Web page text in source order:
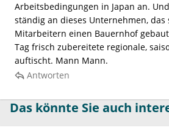
Arbeitsbedingungen in Japan an.
ständig an dieses Unternehmen, das
Mitarbeitern einen Bauernhof
Tag frisch zubereitete regionale,
auftischt. Mann Mann.
Antworten
Das könnte Sie auch